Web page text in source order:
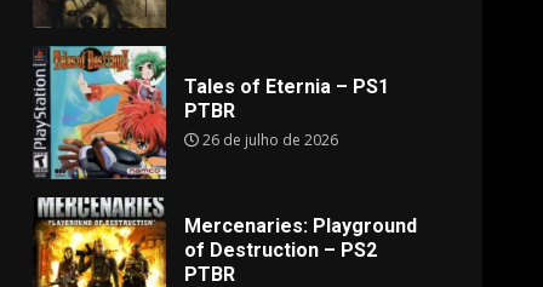
Tales of Eternia – PS1
PTBR
26 de julho de 2026
Mercenaries: Playground
of Destruction – PS2
PTBR